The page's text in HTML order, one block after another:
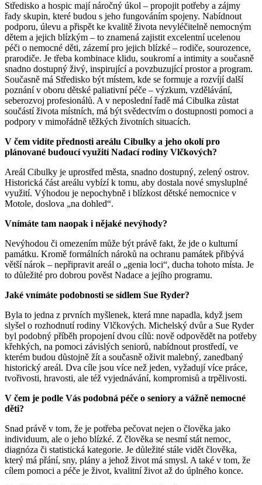
Středisko a hospic mají náročný úkol – propojit potřeby a zájmy
řady skupin, které budou s jeho fungováním spojeny. Nabídnout
podporu, úlevu a přispět ke kvalitě života nevyléčitelně nemocným
dětem a jejich blízkým – to znamená zajistit excelentní ucelenou
péči o nemocné děti, zázemí pro jejich blízké – rodiče, sourozence,
prarodiče. Je třeba kombinace klidu, soukromí a intimity a současně
snadno dostupný živý, inspirující a povzbuzující prostor a program.
Současně má Středisko být místem, kde se formuje a rozvíjí další
poznání v oboru dětské paliativní péče – výzkum, vzdělávání,
seberozvoj profesionálů. A v neposlední řadě má Cibulka zůstat
součástí života místních, má být svědectvím o dostupnosti pomoci a
podpory v mimořádně těžkých životních situacích.
V čem vidíte přednosti areálu Cibulky a jeho okolí pro
plánované budoucí využití Nadací rodiny Vlčkových?
Areál Cibulky je uprostřed města, snadno dostupný, zelený ostrov.
Historická část areálu vybízí k tomu, aby dostala nové smysluplné
využití. Výhodou je nepochybně i blízkost dětské nemocnice v
Motole, doslova „na dohled“.
Vnímáte tam naopak i nějaké nevýhody?
Nevýhodou či omezením může být právě fakt, že jde o kulturní
památku. Kromě formálních nároků na ochranu památek přibývá
větší nárok – nepřipravit areál o „genia loci“, ducha tohoto místa. Je
to důležité pro dobrou pověst Nadace a jejího programu.
Jaké vnímáte podobnosti se sídlem Sue Ryder?
Byla to jedna z prvních myšlenek, která mne napadla, když jsem
slyšel o rozhodnutí rodiny Vlčkových. Michelský dvůr a Sue Ryder
byl podobný příběh propojení dvou cílů: nově odpovědět na potřeby
křehkých, na pomoci závislých seniorů, nabídnout prostředí, ve
kterém budou důstojně žít a současně oživit malebný, zanedbaný
historický areál. Dva cíle jsou více než jeden, vyžadují více práce,
tvořivosti, hravosti, ale též vyjednávání, kompromisů a trpělivosti.
V čem je podle Vás podobná péče o seniory a vážně nemocné
děti?
Snad právě v tom, že je potřeba pečovat nejen o člověka jako
individuum, ale o jeho blízké. Z člověka se nesmí stát nemoc,
diagnóza či statistická kategorie. Je důležité stále vidět člověka,
který má přání, sny, plány a jehož život má smysl. A také v tom, že
cílem pomoci a péče je život, kvalitní život až do úplného konce.